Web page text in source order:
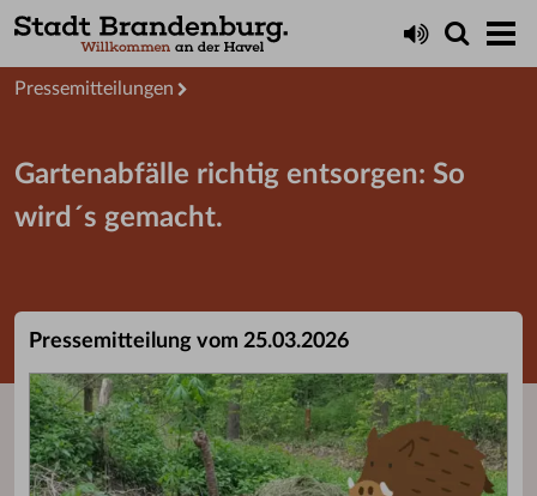
Presseservice
Pressemitteilungen
Gartenabfälle richtig entsorgen: So
wird´s gemacht.
Pressemitteilung vom 25.03.2026